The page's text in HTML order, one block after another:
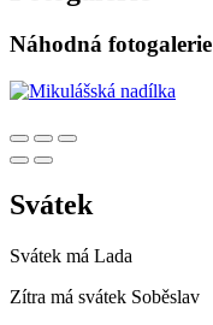
Náhodná fotogalerie
Svátek
Svátek má Lada
Zítra má svátek Soběslav